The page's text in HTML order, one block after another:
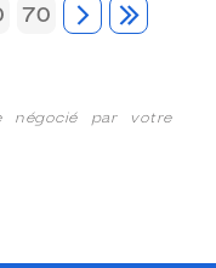
70
négocié par votre